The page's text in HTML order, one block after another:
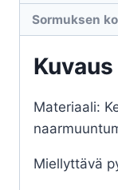
Sormuksen
Kuvaus
Materiaali:
Miellyttävä